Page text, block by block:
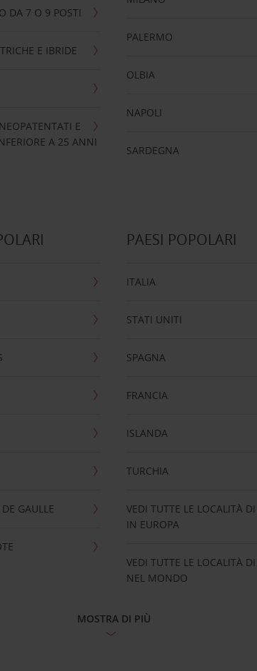
DA 7 O 9 POSTI
E IBRIDE
E
A 25 ANNI
PALERMO
OLBIA
NAPOLI
SARDEGNA
GAULLE
PAESI POPOLARI
ITALIA
STATI UNITI
SPAGNA
FRANCIA
ISLANDA
TURCHIA
VEDI TUTTE LE LOCALITÀ
IN EUROPA
VEDI TUTTE LE LOCALITÀ
NEL MONDO
MOSTRA DI PIÙ